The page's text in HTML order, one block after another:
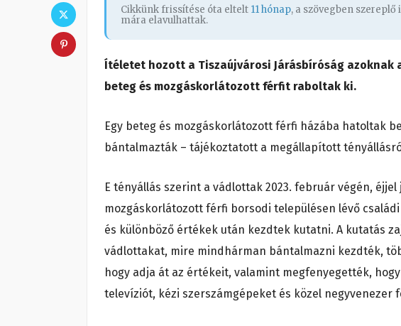
Cikkünk frissítése óta eltelt 11 hónap, a szövegben
mára elavulhattak.
Ítéletet hozott a Tiszaújvárosi Járásbíróság azoknak
beteg és mozgáskorlátozott férfit raboltak ki.
Egy beteg és mozgáskorlátozott férfi házába hatoltak
bántalmazták – tájékoztatott a megállapított
E tényállás szerint a vádlottak 2023. február végén,
mozgáskorlátozott férfi borsodi településen lévő
és különböző értékek után kezdtek kutatni. A kutatás
vádlottakat, mire mindhárman bántalmazni kezdték,
hogy adja át az értékeit, valamint megfenyegették,
televíziót, kézi szerszámgépeket és közel negyvenezer